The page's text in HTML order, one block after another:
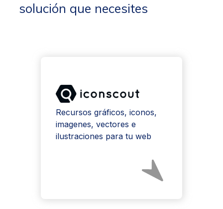
solución que necesites
Recursos gráficos, iconos,
imagenes, vectores e
ilustraciones para tu web